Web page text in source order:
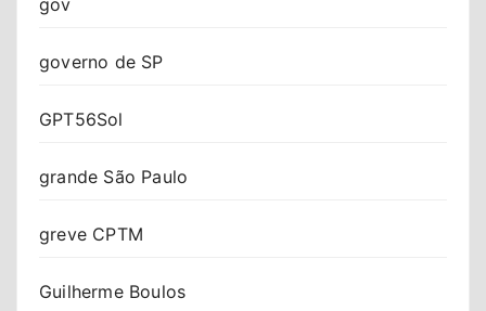
governo de SP
GPT56Sol
grande São Paulo
greve CPTM
Guilherme Boulos